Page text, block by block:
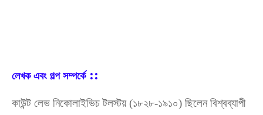
লেখক এবং গল্প সম্পর্কে::
কাউন্ট লেভ নিকোলাইভিচ টলস্টয় (১৮২৮-১৯১০) ছিলেন বিশ্বব্যাপী